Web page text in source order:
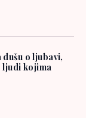
o ljubavi,
ljudi kojima